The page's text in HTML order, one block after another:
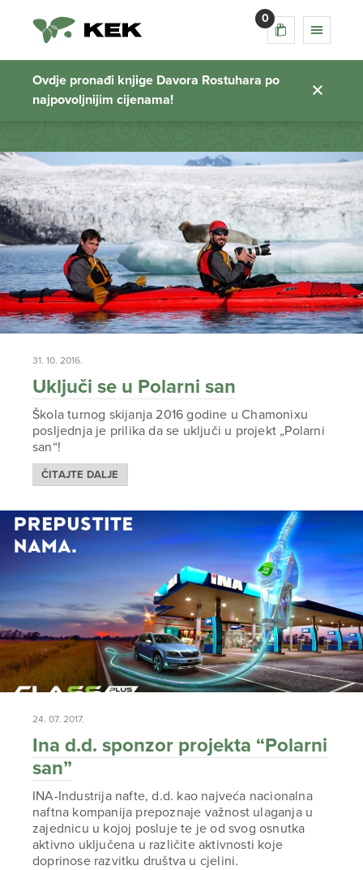
0
Ovdje pronađi knjige Davora Rostuhara po
najpovoljnijim cijenama!
polarni san
Početna stranica
31. 10. 2016.
Uključi se u Polarni san
Škola turnog skijanja 2016 godine u Chamonixu
posljednja je prilika da se uključi u projekt „Polarni
san“!
ČITAJTE DALJE
24. 07. 2017.
Ina d.d. sponzor projekta “Polarni
san”
INA-Industrija nafte, d.d. kao najveća nacionalna
naftna kompanija prepoznaje važnost ulaganja u
zajednicu u kojoj posluje te je od svog osnutka
aktivno uključena u različite aktivnosti koje
doprinose razvitku društva u cjelini.